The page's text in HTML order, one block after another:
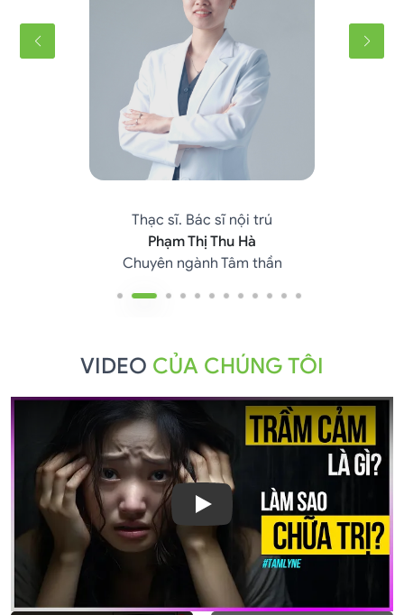
Thạc sĩ. Bác sĩ nội trú
Phạm Thị Thu Hà
Chuyên ngành Tâm thần
VIDEO CỦA CHÚNG TÔI
Play